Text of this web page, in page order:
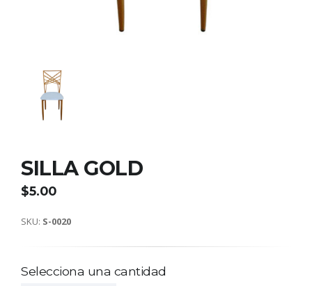
SILLA GOLD
$5.00
SKU: S-0020
Selecciona una cantidad